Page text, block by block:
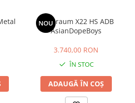
NOU
Kuboraum X22 HS ADB
AsianDopeBoys
3.740,00 RON
ÎN STOC
ADAUGĂ ÎN COȘ